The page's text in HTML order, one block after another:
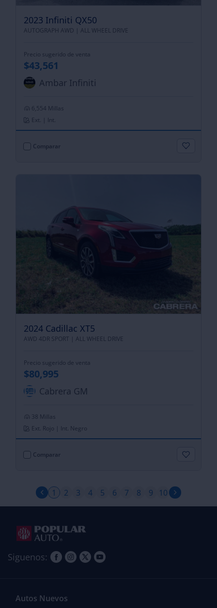
2023 Infiniti QX50
AUTOGRAPH AWD | ALL WHEEL DRIVE
Precio sugerido de venta
$43,561
Ambar Infiniti
6,554 Millas
Ext. | Int.
Comparar
2024 Cadillac XT5
AWD 4DR SPORT | ALL WHEEL DRIVE
Precio sugerido de venta
$80,995
Cabrera GM
38 Millas
Ext. Rojo | Int. Negro
Comparar
1 2 3 4 5 6 7 8 9 10
Siguenos:
Autos Nuevos